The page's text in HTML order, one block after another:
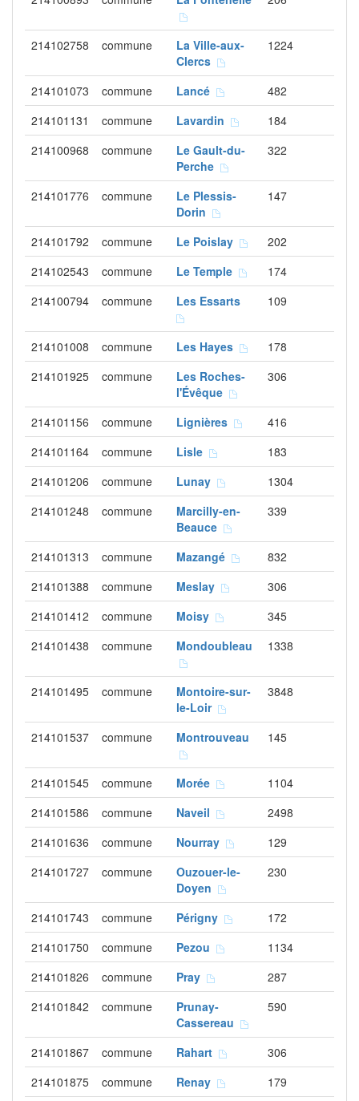
214102758 commune
La Ville-aux-
Clercs
1224
214101073 commune Lancé
482
214101131
commune Lavardin
184
214100968
commune
Le Gault-du-
Perche
322
214101776 commune
Le Plessis-
Dorin
147
214101792 commune Le Poislay
202
214102543
commune Le Temple
174
214100794
commune Les Essarts 109
214101008 commune Les Hayes
178
214101925
commune
Les Roches-
l'Évêque
306
214101156 commune Lignières
416
214101164
commune Lisle
183
214101206
commune Lunay
1304
214101248
commune
Marcilly-en-
Beauce
339
214101313 commune Mazangé
832
214101388
commune Meslay
306
214101412
commune Moisy
345
214101438
commune Mondoubleau 1338
214101495 commune
Montoire-sur-
le-Loir
3848
214101537 commune Montrouveau 145
214101545 commune Morée
1104
214101586
commune Naveil
2498
214101636
commune Nourray
129
214101727
commune
Ouzouer-le-
Doyen
230
214101743 commune Périgny
172
214101750
commune Pezou
1134
214101826
commune Pray
287
214101842
commune
Prunay-
Cassereau
590
214101867 commune Rahart
306
214101875
commune Renay
179